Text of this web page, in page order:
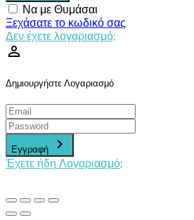
Να με Θυμάσαι
Ξεχάσατε το κωδικό σας
Δεν έχετε λογαριασμό;
perm_identity
Δημιουργήστε Λογαριασμό
Εγγραφή keyboard_arrow_right
Έχετε ήδη Λογαριασμό;